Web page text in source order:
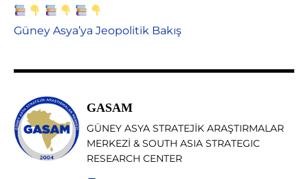
Güney Asya’ya Jeopolitik Bakış
GASAM
GÜNEY ASYA STRATEJİK ARAŞTIRMALAR
MERKEZİ & SOUTH ASIA STRATEGIC
RESEARCH CENTER